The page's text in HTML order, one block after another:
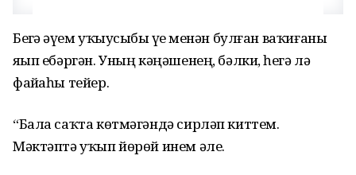
Беҙгә әүҙем уҡыусыбыҙ үҙе менән булған ваҡиғаны
яҙып ебәргән. Уның кәңәшенең, бәлки, һеҙгә лә
файҙаһы тейер.
“Бала саҡта көтмәгәндә сирләп киттем.
Мәктәптә уҡып йөрөй инем әле.